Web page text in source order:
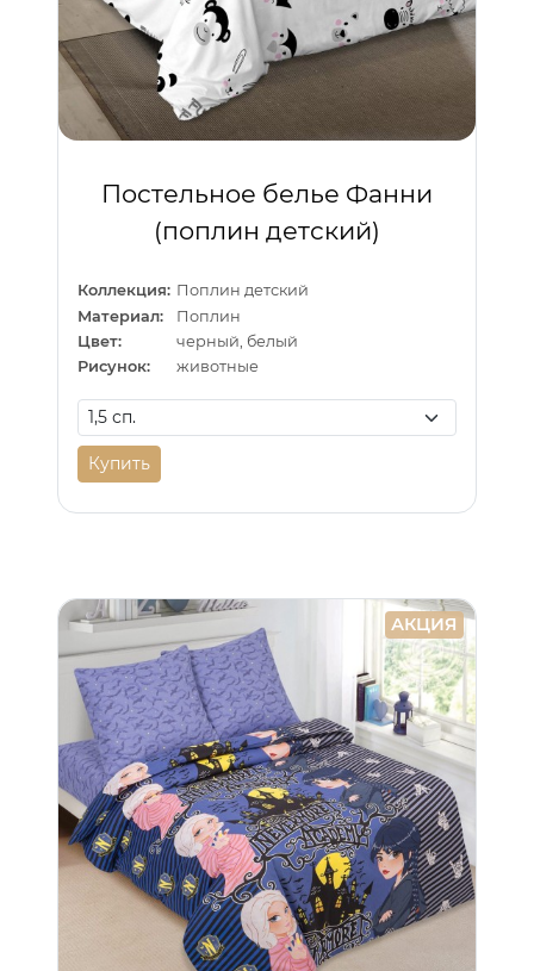
Постельное белье Фанни
(поплин детский)
Коллекция: Поплин детский
Материал:
Поплин
Цвет:
черный, белый
Рисунок:
животные
Купить
АКЦИЯ